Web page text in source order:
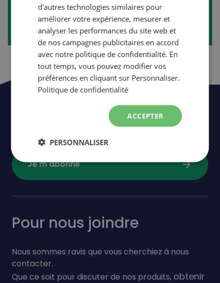
Créer mon compte arrow_forward
Soyez les premiers à être informés de
événementset
promotions.
Je m'abonne arrow_forward
Pour nous joindre
Nous sommes ravis que vous cherchiez à nous
contacter.
Que ce soit pour discuter de nos produits, obtenir
d'autres technologies similaires pour
améliorer votre expérience, mesurer et
analyser les performances du site web et
de nos campagnes publicitaires en accord
avec notre politique de confidentialité. En
tout temps, vous pouvez modifier vos
préférences en cliquant sur Personnaliser.
Politique de confidentialité
ACCEPTER
PERSONNALISER